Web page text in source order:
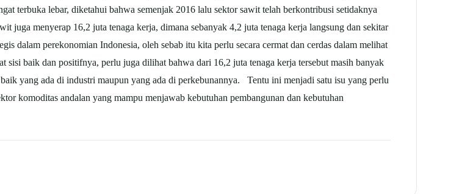
terbuka lebar, diketahui bahwa semenjak 2016 lalu sektor sawit telah berkontribusi setidaknya
juga menyerap 16,2 juta tenaga kerja, dimana sebanyak 4,2 juta tenaga kerja langsung dan sekitar
dalam perekonomian Indonesia, oleh sebab itu kita perlu secara cermat dan cerdas dalam melihat
baik dan positifnya, perlu juga dilihat bahwa dari 16,2 juta tenaga kerja tersebut masih banyak
yang ada di industri maupun yang ada di perkebunannya. Tentu ini menjadi satu isu yang perlu
komoditas andalan yang mampu menjawab kebutuhan pembangunan dan kebutuhan